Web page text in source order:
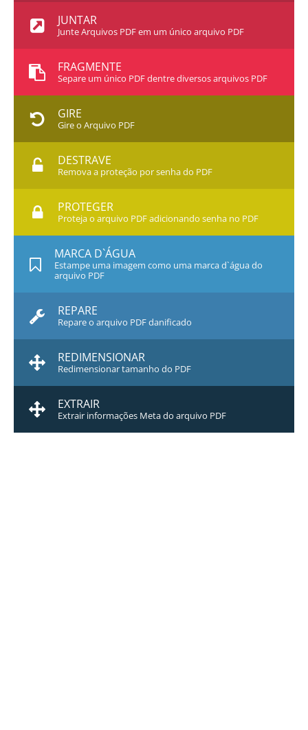
JUNTAR
Junte Arquivos PDF em um único arquivo PDF
FRAGMENTE
Separe um único PDF dentre diversos arquivos PDF
GIRE
Gire o Arquivo PDF
DESTRAVE
Remova a proteção por senha do PDF
PROTEGER
Proteja o arquivo PDF adicionando senha no PDF
MARCA D`ÁGUA
Estampe uma imagem como uma marca d`água do
arquivo PDF
REPARE
Repare o arquivo PDF danificado
REDIMENSIONAR
Redimensionar tamanho do PDF
EXTRAIR
Extrair informações Meta do arquivo PDF